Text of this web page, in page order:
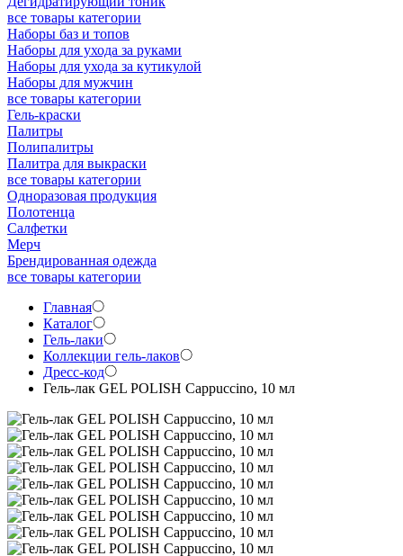
все товары категории
Наборы баз и топов
Наборы для ухода за руками
Наборы для ухода за кутикулой
Наборы для мужчин
все товары категории
Гель-краски
Палитры
Полипалитры
Палитра для выкраски
все товары категории
Одноразовая продукция
Полотенца
Салфетки
Мерч
Брендированная одежда
все товары категории
Главная
Каталог
Гель-лаки
Коллекции гель-лаков
Дресс-код
Гель-лак GEL POLISH Cappuccino, 10 мл